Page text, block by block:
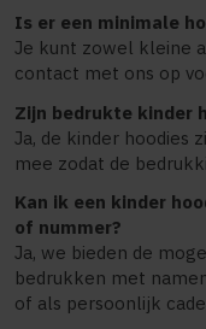
Is er een minimale
Je kunt zowel kleine
contact met ons op
Zijn bedrukte kinder
Ja, de kinder hoodies
mee zodat de
Kan ik een kinder
of nummer?
Ja, we bieden de
bedrukken met
of als persoonlijk